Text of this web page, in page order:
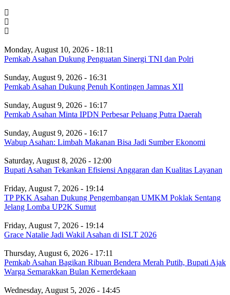
Monday, August 10, 2026 - 18:11
Pemkab Asahan Dukung Penguatan Sinergi TNI dan Polri
Sunday, August 9, 2026 - 16:31
Pemkab Asahan Dukung Penuh Kontingen Jamnas XII
Sunday, August 9, 2026 - 16:17
Pemkab Asahan Minta IPDN Perbesar Peluang Putra Daerah
Sunday, August 9, 2026 - 16:17
Wabup Asahan: Limbah Makanan Bisa Jadi Sumber Ekonomi
Saturday, August 8, 2026 - 12:00
Bupati Asahan Tekankan Efisiensi Anggaran dan Kualitas Layanan
Friday, August 7, 2026 - 19:14
TP PKK Asahan Dukung Pengembangan UMKM Poklak Sentang
Jelang Lomba UP2K Sumut
Friday, August 7, 2026 - 19:14
Grace Natalie Jadi Wakil Asahan di ISLT 2026
Thursday, August 6, 2026 - 17:11
Pemkab Asahan Bagikan Ribuan Bendera Merah Putih, Bupati Ajak
Warga Semarakkan Bulan Kemerdekaan
Wednesday, August 5, 2026 - 14:45